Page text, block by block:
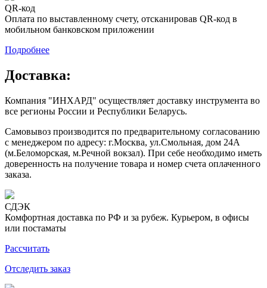
QR-код
Оплата по выставленному счету, отсканировав QR-код в
мобильном банковском приложении
Подробнее
Доставка:
Компания "ИНХАРД" осуществляет доставку инструмента во
все регионы России и Республики Беларусь.
Самовывоз производится по предварительному согласованию
с менеджером по адресу: г.Москва, ул.Смольная, дом 24А
(м.Беломорская, м.Речной вокзал). При себе необходимо иметь
доверенность на получение товара и номер счета оплаченного
заказа.
СДЭК
Комфортная доставка по РФ и за рубеж. Курьером, в офисы
или постаматы
Рассчитать
Отследить заказ